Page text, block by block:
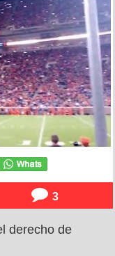
3
derecho de